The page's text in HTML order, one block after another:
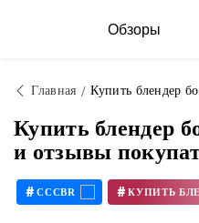
Обзоры
Главная Купить блендер
Купить блендер
и отзывы
# CCCBR #